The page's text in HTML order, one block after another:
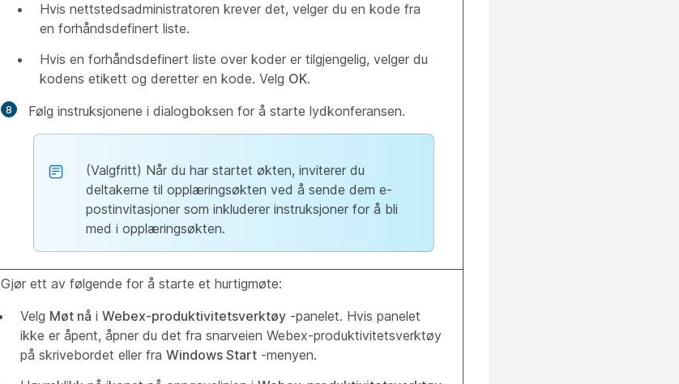
Hvis nettstedsadministratoren krever det, velger du en kode fra
en forhåndsdefinert liste.
Hvis en forhåndsdefinert liste over koder er tilgjengelig, velger du
kodens etikett og deretter en kode. Velg OK.
Følg instruksjonene i dialogboksen for å starte lydkonferansen.
(Valgfritt) Når du har startet økten, inviterer du
deltakerne til opplæringsøkten ved å sende dem e-
postinvitasjoner som inkluderer instruksjoner for å bli
med i opplæringsøkten.
Gjør ett av følgende for å starte et hurtigmøte:
Velg Møt nå i Webex-produktivitetsverktøy -panelet. Hvis panelet
ikke er åpent, åpner du det fra snarveien Webex-produktivitetsverktøy
på skrivebordet eller fra Windows Start -menyen.